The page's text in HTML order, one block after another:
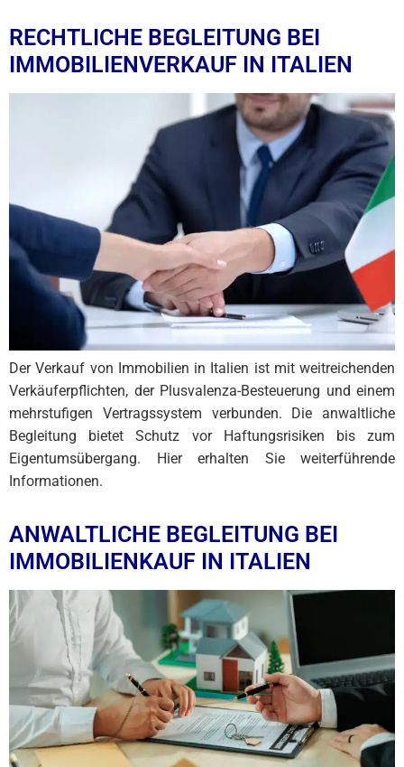
RECHTLICHE BEGLEITUNG BEI
IMMOBILIENVERKAUF IN ITALIEN
Der Verkauf von Immobilien in Italien ist mit weitreichenden
Verkäuferpflichten, der Plusvalenza-Besteuerung und einem
mehrstufigen Vertragssystem verbunden. Die anwaltliche
Begleitung bietet Schutz vor Haftungsrisiken bis zum
Eigentumsübergang. Hier erhalten Sie weiterführende
Informationen.
ANWALTLICHE BEGLEITUNG BEI
IMMOBILIENKAUF IN ITALIEN